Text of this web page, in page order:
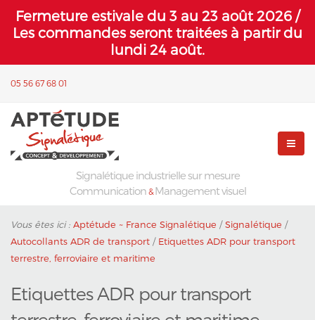
Fermeture estivale du 3 au 23 août 2026 /
Les commandes seront traitées à partir du
lundi 24 août.
05 56 67 68 01
Signalétique industrielle sur mesure
Communication & Management visuel
Vous êtes ici : Aptétude ~ France Signalétique /Signalétique /
Autocollants ADR de transport / Etiquettes ADR pour transport
terrestre, ferroviaire et maritime
Etiquettes ADR pour transport